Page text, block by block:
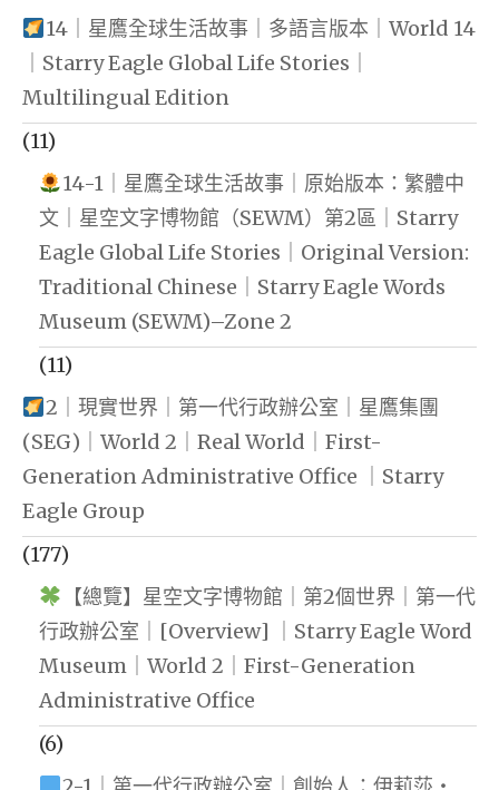
14｜星鷹全球生活故事｜多語言版本｜World 14
｜Starry Eagle Global Life Stories｜
Multilingual Edition
(11)
14-1｜星鷹全球生活故事｜原始版本：繁體中
文｜星空文字博物館（SEWM）第2區｜Starry
Eagle Global Life Stories｜Original Version:
Traditional Chinese｜Starry Eagle Words
Museum (SEWM)–Zone 2
(11)
2｜現實世界｜第一代行政辦公室｜星鷹集團
(SEG)｜World 2｜Real World｜First-
Generation Administrative Office ｜Starry
Eagle Group
(177)
【總覽】星空文字博物館｜第2個世界｜第一代
行政辦公室｜[Overview] ｜Starry Eagle Word
Museum｜World 2｜First-Generation
Administrative Office
(6)